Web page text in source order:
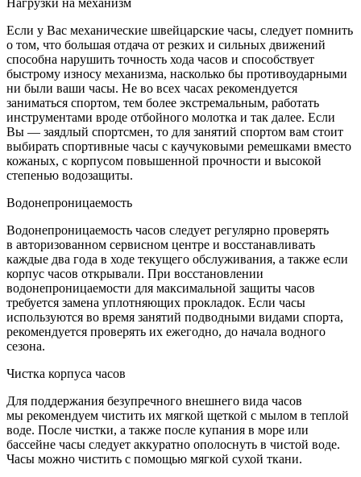
Если у Вас механические швейцарские часы, следует помнить
о том, что большая отдача от резких и сильных движений
способна нарушить точность хода часов и способствует
быстрому износу механизма, насколько бы противоударными
ни были ваши часы. Не во всех часах рекомендуется
заниматься спортом, тем более экстремальным, работать
инструментами вроде отбойного молотка и так далее. Если
Вы — заядлый спортсмен, то для занятий спортом вам стоит
выбирать спортивные часы с каучуковыми ремешками вместо
кожаных, с корпусом повышенной прочности и высокой
степенью водозащиты.
Водонепроницаемость
Водонепроницаемость часов следует регулярно проверять
в авторизованном сервисном центре и восстанавливать
каждые два года в ходе текущего обслуживания, а также если
корпус часов открывали. При восстановлении
водонепроницаемости для максимальной защиты часов
требуется замена уплотняющих прокладок. Если часы
используются во время занятий подводными видами спорта,
рекомендуется проверять их ежегодно, до начала водного
сезона.
Чистка корпуса часов
Для поддержания безупречного внешнего вида часов
мы рекомендуем чистить их мягкой щеткой с мылом в теплой
воде. После чистки, а также после купания в море или
бассейне часы следует аккуратно ополоснуть в чистой воде.
Часы можно чистить с помощью мягкой сухой ткани.